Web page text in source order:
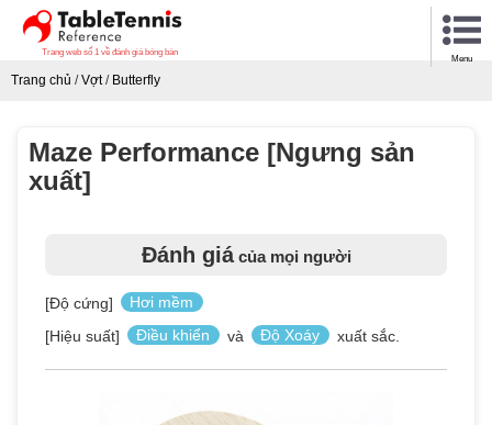
Trang web số 1 về đánh giá bóng bàn
Menu
Trang chủ /Vợt/ Butterfly
Maze Performance [Ngưng sản
xuất]
Đánh giácủa mọi người
[Độ cứng]
Hơi mềm
[Hiệu suất]
Điều khiển và Độ Xoáy xuất sắc.